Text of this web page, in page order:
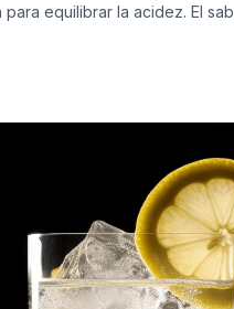
equilibrar la acidez. El